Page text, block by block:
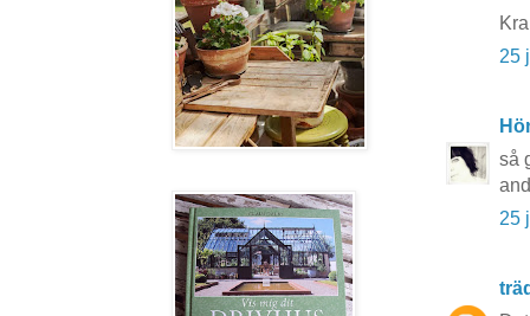
25
så
25